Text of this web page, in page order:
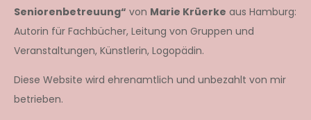
Seniorenbetreuung“ von Marie Krüerke aus Hamburg:
Autorin für Fachbücher, Leitung von Gruppen und
Veranstaltungen, Künstlerin, Logopädin.
Diese Website wird ehrenamtlich und unbezahlt von mir
betrieben.